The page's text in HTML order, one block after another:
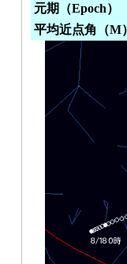
元期（Epoch）
平均近点角（M）